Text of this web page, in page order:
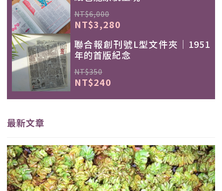
NT$6,000
NT$3,280
聯合報創刊號L型文件夾｜1951
年的首版紀念
NT$350
NT$240
最新文章